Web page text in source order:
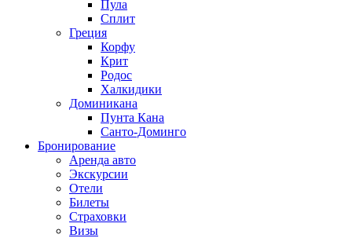
Пула
Сплит
Греция
Корфу
Крит
Родос
Халкидики
Доминикана
Пунта Кана
Санто-Доминго
Бронирование
Аренда авто
Экскурсии
Отели
Билеты
Страховки
Визы